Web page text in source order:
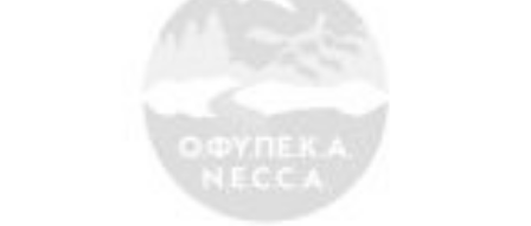
Search
Ο.ΦΥ.ΠΕ.Κ.Α.
Νέα – Δημοσιότητα